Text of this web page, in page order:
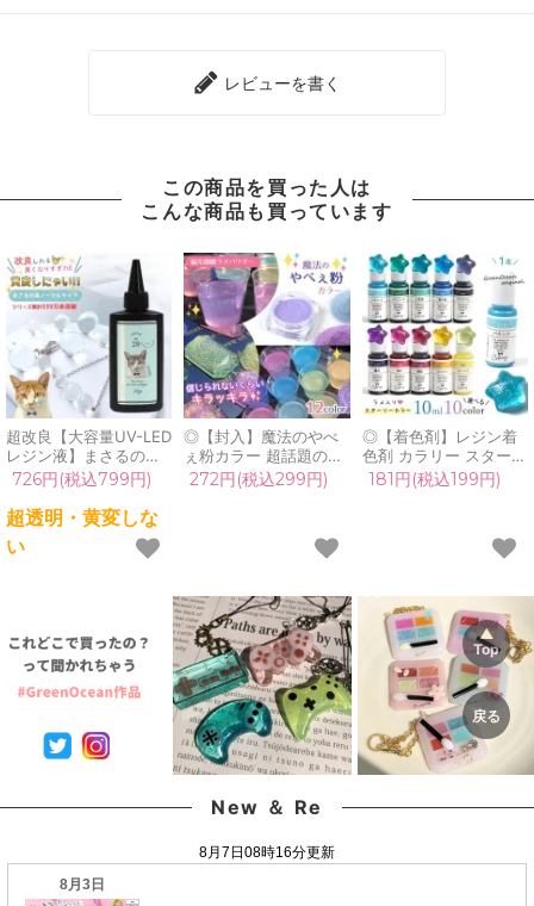
レビューを書く
この商品を買った人は
こんな商品も買っています
超改良【大容量UV-LED
レジン液】まさるの涙
ver.03 超透明 70g 初心
者 作家 コーティング
ハード 黄変しない 高品
質 クリア 猫 UVレジン
液 安い おすすめ
726円(税込799円)
超透明・黄変しな
い
◎【封入】魔法のやべ
ぇ粉カラー 超話題の偏
光微細ラメパウダー た
っぷりBIGケース入り♪
品 デコパーツ キラキラ
272円(税込299円)
◎【着色剤】レジン着
色剤 カラリー スターリ
ー カラー レジン着色用
品 ラメカラー UV-LED
GreenOceanオリジナ
181円(税込199円)
New ＆ Re